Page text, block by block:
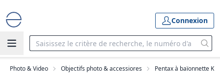
Connexion
Photo & Video Objectifs photo & accessiores Pentax à baïonnette K